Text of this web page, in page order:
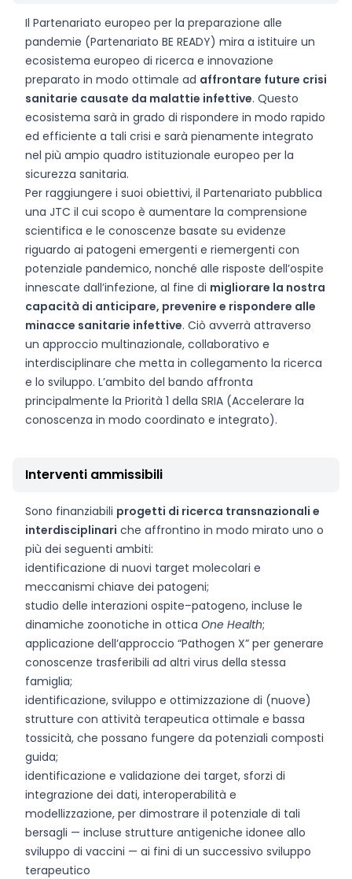
Il Partenariato europeo per la preparazione alle
pandemie (Partenariato BE READY) mira a istituire un
ecosistema europeo di ricerca e innovazione
preparato in modo ottimale ad affrontare future crisi
sanitarie causate da malattie infettive. Questo
ecosistema sarà in grado di rispondere in modo rapido
ed efficiente a tali crisi e sarà pienamente integrato
nel più ampio quadro istituzionale europeo per la
sicurezza sanitaria.
Per raggiungere i suoi obiettivi, il Partenariato pubblica
una JTC il cui scopo è aumentare la comprensione
scientifica e le conoscenze basate su evidenze
riguardo ai patogeni emergenti e riemergenti con
potenziale pandemico, nonché alle risposte dell’ospite
innescate dall’infezione, al fine di migliorare la nostra
capacità di anticipare, prevenire e rispondere alle
minacce sanitarie infettive. Ciò avverrà attraverso
un approccio multinazionale, collaborativo e
interdisciplinare che metta in collegamento la ricerca
e lo sviluppo. L’ambito del bando affronta
principalmente la Priorità 1 della SRIA (Accelerare la
conoscenza in modo coordinato e integrato).
Interventi ammissibili
Sono finanziabili progetti di ricerca transnazionali e
interdisciplinari che affrontino in modo mirato uno o
più dei seguenti ambiti:
identificazione di nuovi target molecolari e
meccanismi chiave dei patogeni;
studio delle interazioni ospite–patogeno, incluse le
dinamiche zoonotiche in ottica One Health;
applicazione dell’approccio “Pathogen X” per generare
conoscenze trasferibili ad altri virus della stessa
famiglia;
identificazione, sviluppo e ottimizzazione di (nuove)
strutture con attività terapeutica ottimale e bassa
tossicità, che possano fungere da potenziali composti
guida;
identificazione e validazione dei target, sforzi di
integrazione dei dati, interoperabilità e
modellizzazione, per dimostrare il potenziale di tali
bersagli — incluse strutture antigeniche idonee allo
sviluppo di vaccini — ai fini di un successivo sviluppo
terapeutico